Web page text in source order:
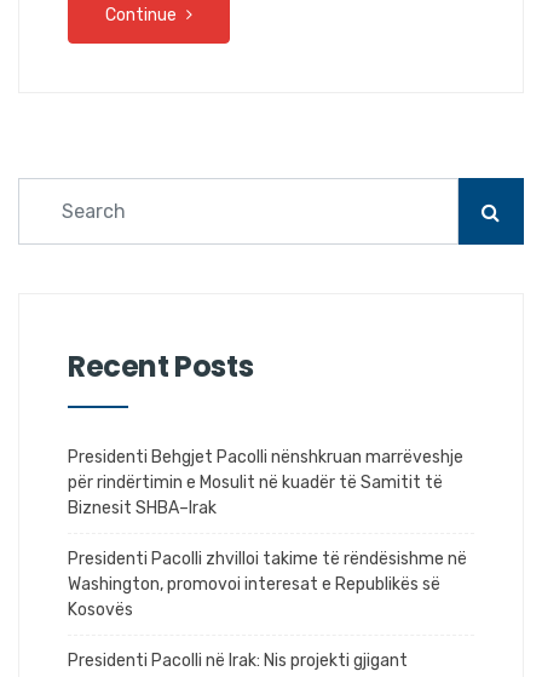
Continue
Recent Posts
Presidenti Behgjet Pacolli nënshkruan marrëveshje
për rindërtimin e Mosulit në kuadër të Samitit të
Biznesit SHBA–Irak
Presidenti Pacolli zhvilloi takime të rëndësishme në
Washington, promovoi interesat e Republikës së
Kosovës
Presidenti Pacolli në Irak: Nis projekti gjigant